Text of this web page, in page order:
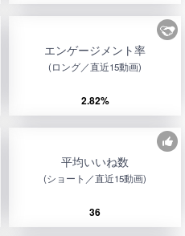
エンゲージメント率
(ロング／直近15動画)
2.82%
平均いいね数
(ショート／直近15動画)
36